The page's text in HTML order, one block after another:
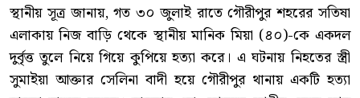
স্থানীয় সূত্র জানায়, গত ৩০ জুলাই রাতে গৌরীপুর শহরের সতিষা
এলাকায় নিজ বাড়ি থেকে স্থানীয় মানিক মিয়া (৪০)-কে একদল
দুর্বৃত্ত তুলে নিয়ে গিয়ে কুপিয়ে হত্যা করে। এ ঘটনায় নিহতের স্ত্রী
সুমাইয়া আক্তার সেলিনা বাদী হয়ে গৌরীপুর থানায় একটি হত্যা